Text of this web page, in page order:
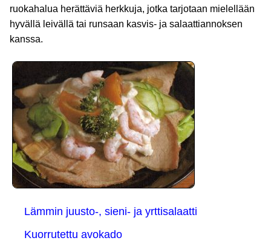
ruokahalua herättäviä herkkuja, jotka tarjotaan mielellään
hyvällä leivällä tai runsaan kasvis- ja salaattiannoksen
kanssa.
Lämmin juusto-, sieni- ja yrttisalaatti
Kuorrutettu avokado